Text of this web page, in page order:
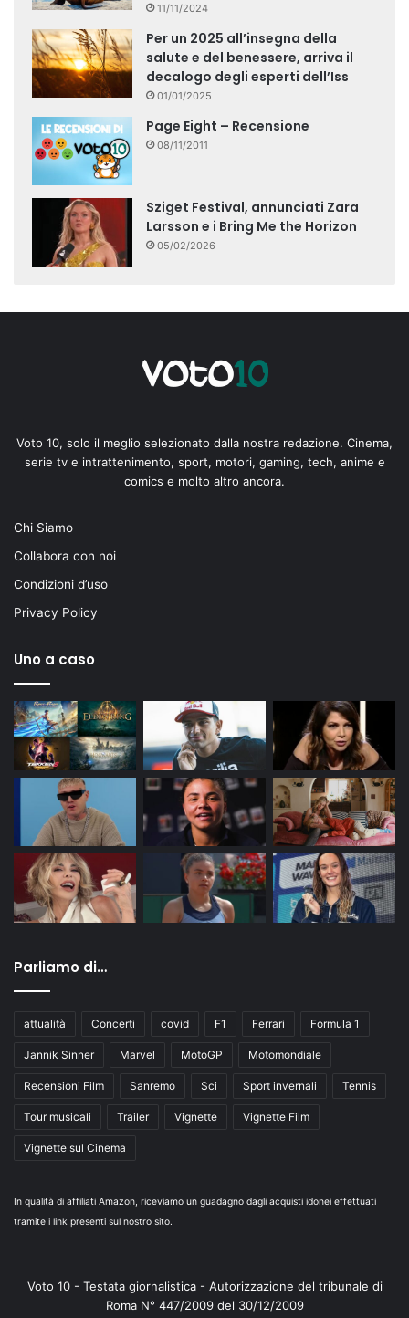
11/11/2024
Per un 2025 all’insegna della
salute e del benessere, arriva il
decalogo degli esperti dell’Iss
01/01/2025
Page Eight – Recensione
08/11/2011
Sziget Festival, annunciati Zara
Larsson e i Bring Me the Horizon
05/02/2026
Voto 10, solo il meglio selezionato dalla nostra redazione. Cinema,
serie tv e intrattenimento, sport, motori, gaming, tech, anime e
comics e molto altro ancora.
Chi Siamo
Collabora con noi
Condizioni d’uso
Privacy Policy
Uno a caso
Parliamo di…
attualità Concerti covid F1 Ferrari Formula 1
Jannik Sinner Marvel MotoGP Motomondiale
Recensioni Film Sanremo Sci Sport invernali Tennis
Tour musicali Trailer Vignette Vignette Film
Vignette sul Cinema
In qualità di affiliati Amazon, riceviamo un guadagno dagli acquisti idonei effettuati
tramite i link presenti sul nostro sito.
Voto 10 - Testata giornalistica - Autorizzazione del tribunale di
Roma N° 447/2009 del 30/12/2009